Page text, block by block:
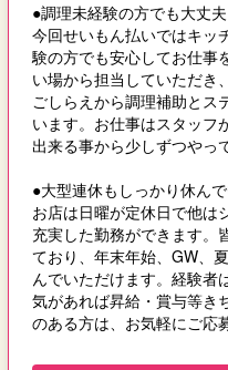
●調理未経験の方でも大丈夫
今回せいもん払いではキッ
験の方でも安心してお仕事
い場から担当していただき
ごしらえから調理補助とス
います。お仕事はスタッフ
出来る事から少しずつやっ
●大型連休もしっかり休ん
お店は日曜が定休日で他は
充実した勤務ができます。
ており、年末年始、GW、
んでいただけます。経験者
気があれば昇給・賞与等き
のある方は、お気軽にご